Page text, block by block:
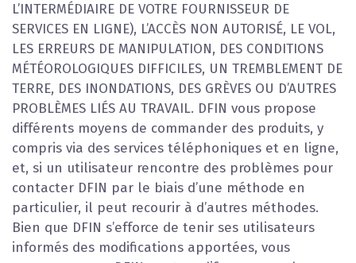
L’INTERMÉDIAIRE DE VOTRE FOURNISSEUR DE
SERVICES EN LIGNE), L’ACCÈS NON AUTORISÉ, LE VOL,
LES ERREURS DE MANIPULATION, DES CONDITIONS
MÉTÉOROLOGIQUES DIFFICILES, UN TREMBLEMENT DE
TERRE, DES INONDATIONS, DES GRÈVES OU D’AUTRES
PROBLÈMES LIÉS AU TRAVAIL. DFIN vous propose
différents moyens de commander des produits, y
compris via des services téléphoniques et en ligne,
et, si un utilisateur rencontre des problèmes pour
contacter DFIN par le biais d’une méthode en
particulier, il peut recourir à d’autres méthodes.
Bien que DFIN s’efforce de tenir ses utilisateurs
informés des modifications apportées, vous